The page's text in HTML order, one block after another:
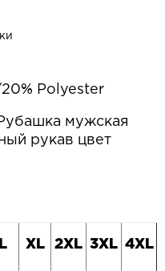
Polyester
мужская
рукав цвет
L XL 2XL 3XL 4XL